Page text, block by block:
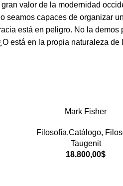
valor de la modernidad
seamos capaces de organizar
está en peligro. No la
está en la propia naturaleza
Mark Fisher
Filosofía,Catálogo,
Taugenit
18.800,00$